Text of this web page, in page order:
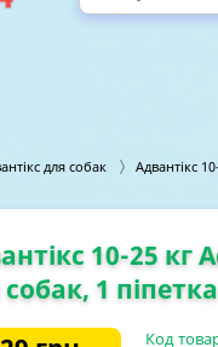
для собак Адвантікс
10-25 кг
1
Код